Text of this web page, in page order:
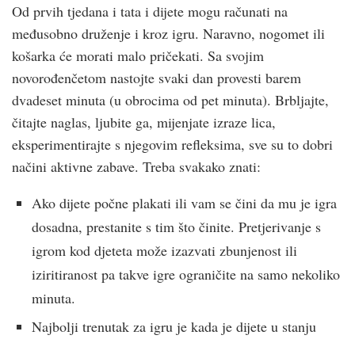
Od prvih tjedana i tata i dijete mogu računati na
međusobno druženje i kroz igru. Naravno, nogomet ili
košarka će morati malo pričekati. Sa svojim
novorođenčetom nastojte svaki dan provesti barem
dvadeset minuta (u obrocima od pet minuta). Brbljajte,
čitajte naglas, ljubite ga, mijenjate izraze lica,
eksperimentirajte s njegovim refleksima, sve su to dobri
načini aktivne zabave. Treba svakako znati:
Ako dijete počne plakati ili vam se čini da mu je igra
dosadna, prestanite s tim što činite. Pretjerivanje s
igrom kod djeteta može izazvati zbunjenost ili
iziritiranost pa takve igre ograničite na samo nekoliko
minuta.
Najbolji trenutak za igru je kada je dijete u stanju